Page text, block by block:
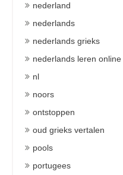
nederland
nederlands
nederlands grieks
nederlands leren online
nl
noors
ontstoppen
oud grieks vertalen
pools
portugees